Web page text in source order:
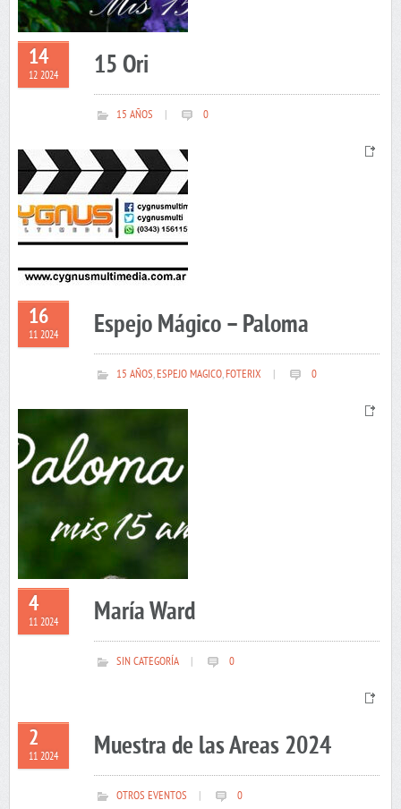
14
12 2024 15 Ori
15 AÑOS 0
16
11 2024 Espejo Mágico – Paloma
15 AÑOS,ESPEJO MAGICO,FOTERIX 0
4
11 2024 María Ward
SIN CATEGORÍA 0
2
11 2024 Muestra de las Areas 2024
OTROS EVENTOS 0